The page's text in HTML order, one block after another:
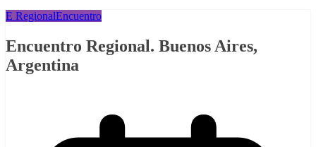
E RegionalEncuentro
Encuentro Regional. Buenos Aires,
Argentina